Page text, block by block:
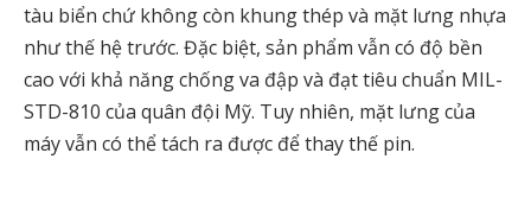
tàu biển chứ không còn khung thép và mặt lưng nhựa
như thế hệ trước. Đặc biệt, sản phẩm vẫn có độ bền
cao với khả năng chống va đập và đạt tiêu chuẩn MIL-
STD-810 của quân đội Mỹ. Tuy nhiên, mặt lưng của
máy vẫn có thể tách ra được để thay thế pin.